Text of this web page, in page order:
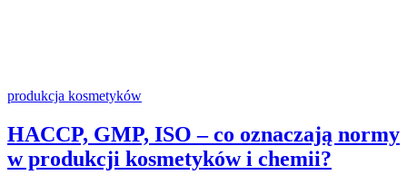
produkcja kosmetyków
HACCP, GMP, ISO – co oznaczają normy
w produkcji kosmetyków i chemii?